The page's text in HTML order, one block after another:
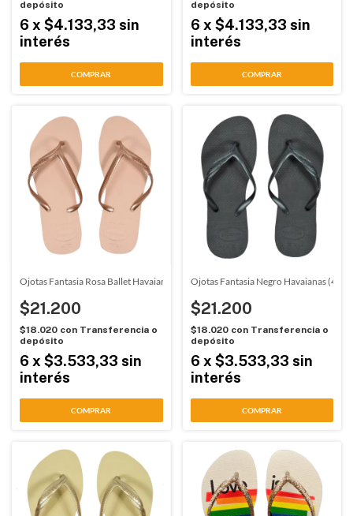
depósito
6 x $4.133,33 sin
interés
COMPRAR
depósito
6 x $4.133,33 sin
interés
COMPRAR
Ojotas Fantasia Rosa Ballet Havaianas (471151)
$21.200
$18.020 con Transferencia o
depósito
6 x $3.533,33 sin
interés
COMPRAR
Ojotas Fantasia Negro Havaianas
$21.200
$18.020 con Transferencia o
depósito
6 x $3.533,33 sin
interés
COMPRAR